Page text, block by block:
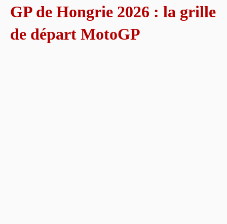
GP de Hongrie 2026 : la grille
de départ MotoGP